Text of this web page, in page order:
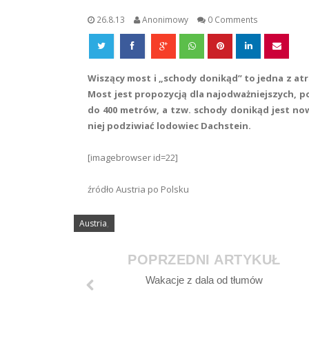
Austria,
26.8.13 Anonimowy 0 Comments
Wiszący most i „schody donikąd” to jedna z
Most jest propozycją dla najodważniejszych,
do 400 metrów, a tzw. schody donikąd jest
niej podziwiać lodowiec Dachstein.
[imagebrowser id=22]
źródło Austria po Polsku
POPRZEDNI ARTYKUŁ
Wakacje z dala od tłumów